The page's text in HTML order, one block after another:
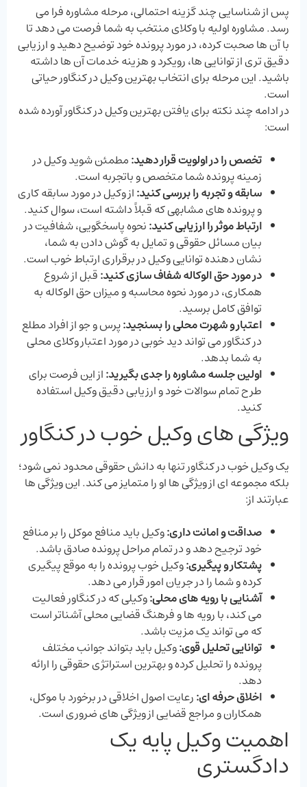
پس از شناسایی چند گزینه احتمالی، مرحله مشاوره فرا می‌
رسد. مشاوره اولیه با وکلای منتخب به شما فرصت می ‌دهد تا
با آن ‌ها صحبت کرده، در مورد پرونده خود توضیح دهید و ارزیابی
دقیق ‌تری از توانایی‌ ها، رویکرد و هزینه خدمات آن‌ ها داشته
باشید. این مرحله برای انتخاب بهترین وکیل در کنگاور حیاتی
است.
در ادامه چند نکته برای یافتن بهترین وکیل در کنگاور آورده شده
است:
تخصص را در اولویت قرار دهید:مطمئن شوید وکیل در
زمینه پرونده شما متخصص و باتجربه است.
سابقه و تجربه را بررسی کنید:از وکیل در مورد سابقه کاری
و پرونده ‌های مشابهی که قبلاً داشته است، سوال کنید.
ارتباط موثر را ارزیابی کنید:نحوه پاسخگویی، شفافیت در
بیان مسائل حقوقی و تمایل به گوش دادن به شما،
نشان ‌دهنده توانایی وکیل در برقراری ارتباط خوب است.
در مورد حق ‌الوکاله شفاف ‌سازی کنید:قبل از شروع
همکاری، در مورد نحوه محاسبه و میزان حق ‌الوکاله به
توافق کامل برسید.
اعتبار و شهرت محلی را بسنجید:پرس‌ و جو از افراد مطلع
در کنگاور می‌ تواند دید خوبی در مورد اعتبار وکلای محلی
به شما بدهد.
اولین جلسه مشاوره را جدی بگیرید:از این فرصت برای
طرح تمام سوالات خود و ارزیابی دقیق وکیل استفاده
کنید.
ویژگی‌ های وکیل خوب در کنگاور
یک وکیل خوب در کنگاور تنها به دانش حقوقی محدود نمی‌ شود؛
بلکه مجموعه ‌ای از ویژگی‌ ها او را متمایز می‌ کند. این ویژگی‌ ها
عبارتند از:
صداقت و امانت ‌داری:وکیل باید منافع موکل را بر منافع
خود ترجیح دهد و در تمام مراحل پرونده صادق باشد.
پشتکار و پیگیری:وکیل خوب پرونده را به موقع پیگیری
کرده و شما را در جریان امور قرار می ‌دهد.
آشنایی با رویه ‌های محلی:وکیلی که در کنگاور فعالیت
می‌ کند، با رویه‌ ها و فرهنگ قضایی محلی آشناتر است
که می ‌تواند یک مزیت باشد.
توانایی تحلیل قوی:وکیل باید بتواند جوانب مختلف
پرونده را تحلیل کرده و بهترین استراتژی حقوقی را ارائه
دهد.
اخلاق حرفه ‌ای:رعایت اصول اخلاقی در برخورد با موکل،
همکاران و مراجع قضایی از ویژگی ‌های ضروری است.
اهمیت وکیل پایه یک
دادگستری